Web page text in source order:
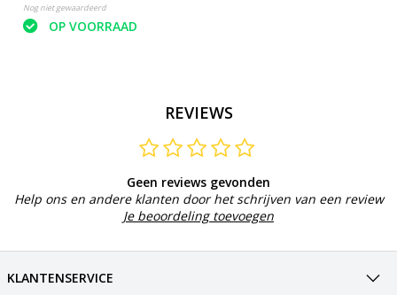
Nog niet gewaardeerd
OP VOORRAAD
REVIEWS
Geen reviews gevonden
Help ons en andere klanten door het schrijven van een review
Je beoordeling toevoegen
KLANTENSERVICE